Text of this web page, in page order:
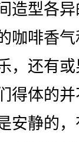
型各异
咖啡香
，还有
得体的
安静的